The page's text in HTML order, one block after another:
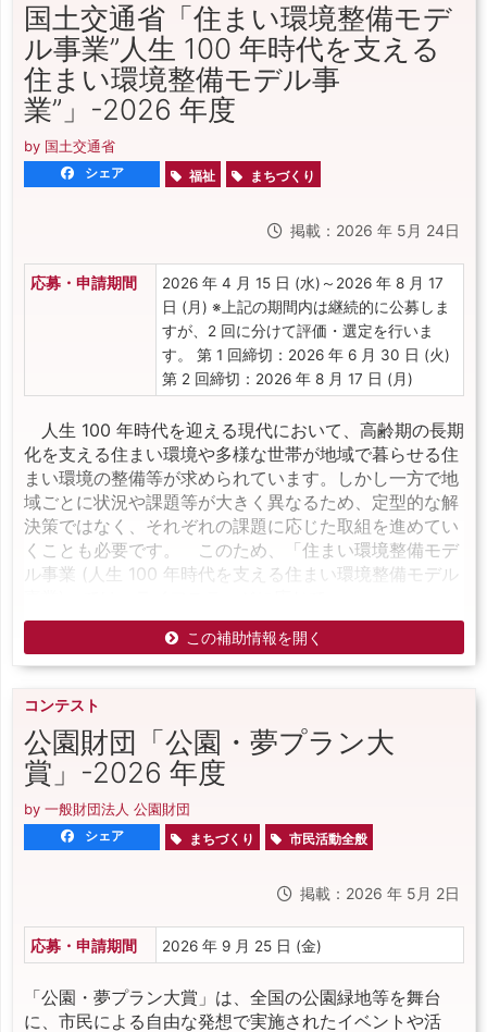
国土交通省「住まい環境整備モデ
ル事業”人生 100 年時代を支える
住まい環境整備モデル事
業”」-2026 年度
by 国土交通省
シェア 福祉 まちづくり
掲載：2026 年 5月 24日
応募・申請期間
2026 年 4 月 15 日 (水)～2026 年 8 月 17
日 (月) ※上記の期間内は継続的に公募しま
すが、2 回に分けて評価・選定を行いま
す。 第 1 回締切：2026 年 6 月 30 日 (火)
第 2 回締切：2026 年 8 月 17 日 (月)
人生 100 年時代を迎える現代において、高齢期の長期
化を支える住まい環境や多様な世帯が地域で暮らせる住
まい環境の整備等が求められています。しかし一方で地
域ごとに状況や課題等が大きく異なるため、定型的な解
決策ではなく、それぞれの課題に応じた取組を進めてい
くことも必要です。 このため、「住まい環境整備モデ
ル事業 (人生 100 年時代を支える住まい環境整備モデル
この補助情報を開く
コンテスト
公園財団「公園・夢プラン大
賞」-2026 年度
by 一般財団法人 公園財団
シェア まちづくり 市民活動全般
掲載：2026 年 5月 2日
応募・申請期間 2026 年 9 月 25 日 (金)
「公園・夢プラン大賞」は、全国の公園緑地等を舞台
に、市民による自由な発想で実施されたイベントや活